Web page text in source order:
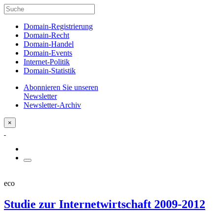
Domain-Registrierung
Domain-Recht
Domain-Handel
Domain-Events
Internet-Politik
Domain-Statistik
Abonnieren Sie unseren
Newsletter
Newsletter-Archiv
×
eco
Studie zur Internetwirtschaft 2009-2012